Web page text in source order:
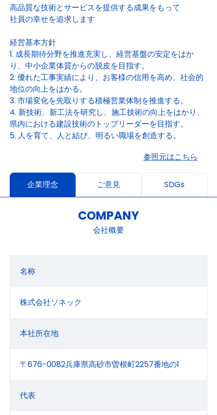
高品質な技術とサービスを提供する成果をもって
社員の幸せを追求します
経営基本方針
1. 成長期待分野を推進充実し、経営基盤の安定をはか
り、中小企業体質からの脱皮を目指す。
2. 優れた工事実績により、お客様の信用を高め、社会的
地位の向上をはかる。
3. 市場変化を先取りする積極営業体制を推進する。
4. 新技術、新工法を研究し、施工技術の向上をはかり、
県内における建設技術のトップリーダーを目指す。
5. 人を育て、人と結び、明るい職場を創造する。
参照元はこちら
企業理念 ご意見 SDGs
COMPANY
会社概要
名称
株式会社ソネック
本社所在地
〒676-0082兵庫県高砂市曽根町2257番地の1
代表